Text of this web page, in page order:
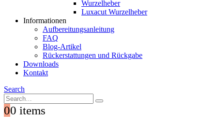
Wurzelheber
Luxacut Wurzelheber
Informationen
Aufbereitungsanleitung
FAQ
Blog-Artikel
Rückerstattungen und Rückgabe
Downloads
Kontakt
Search
00 items